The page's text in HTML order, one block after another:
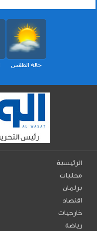
الرئيسية
محليات
برلمان
اقتصاد
خارجيات
رياضة